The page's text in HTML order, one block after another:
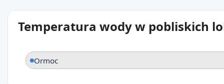
Temperatura wody w pobliskich
Ormoc